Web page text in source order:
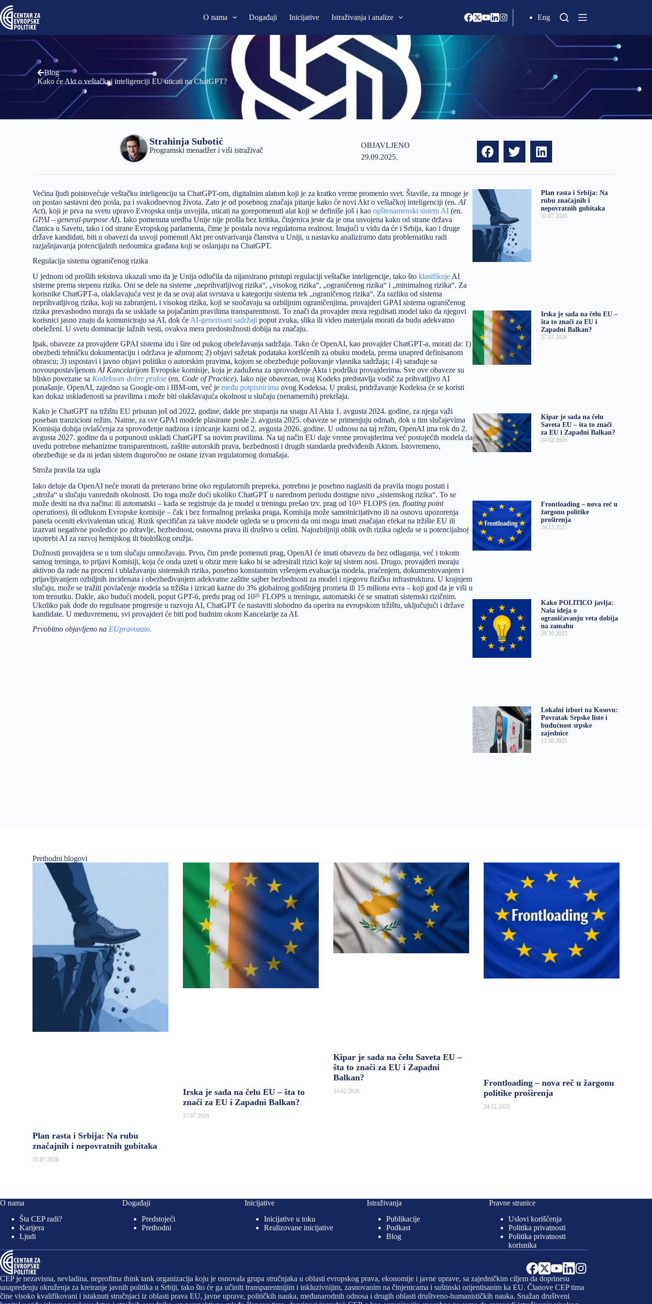
O nama Događaji Inicijative Istraživanja i analize Eng
Blog
Kako će Akt o veštačkoj inteligenciji EU uticati na ChatGPT?
Strahinja Subotić
Programski menadžer i viši istraživač
OBJAVLJENO
29.09.2025.
Većina ljudi poistovećuje veštačku inteligenciju sa ChatGPT-om, digitalnim alatom koji je za kratko vreme promenio svet. Štaviše, za mnoge je
on postao sastavni deo posla, pa i svakodnevnog života. Zato je od posebnog značaja pitanje kako će novi Akt o veštačkoj inteligenciji (en.AI
Act), koji je prva na svetu upravo Evropska unija usvojila, uticati na gorepomenuti alat koji se definiše još i kaoopštenamenski sistem AI (en.
GPAI – general-purpose AI). Iako pomenuta uredba Unije nije prošla bez kritika, činjenica jeste da je ona usvojena kako od strane država
članica u Savetu, tako i od strane Evropskog parlamenta, čime je postala nova regulatorna realnost. Imajući u vidu da će i Srbija, kao i druge
države kandidati, biti u obavezi da usvoji pomenuti Akt pre ostvarivanja članstva u Uniji, u nastavku analiziramo datu problematiku radi
razjašnjavanja potencijalnih nedoumica građana koji se oslanjaju na ChatGPT.
Regulacija sistema ograničenog rizika
U jednom od prošlih tekstova ukazali smo da je Unija odlučila da nijansirano pristupi regulaciji veštačke inteligencije, tako štoklasifikuje AI
sisteme prema stepenu rizika. Oni se dele na sisteme „neprihvatljivog rizika“, „visokog rizika“, „ograničenog rizika“ i „minimalnog rizika“. Za
korisnike ChatGPT-a, olakšavajuća vest je da se ovaj alat svrstava u kategoriju sistema tek „ograničenog rizika“. Za razliku od sistema
neprihvatljivog rizika, koji su zabranjeni, i visokog rizika, koji se suočavaju sa ozbiljnim ograničenjima, provajderi GPAI sistema ograničenog
rizika prevashodno moraju da se usklade sa pojačanim pravilima transparentnosti. To znači da provajder mora regulisati model tako da njegovi
korisnici jasno znaju da komuniciraju sa AI, dok će AI-generisani sadržaji poput zvuka, slika ili video materijala morati da budu adekvatno
obeleženi. U svetu dominacije lažnih vesti, ovakva mera predostožnosti dobija na značaju.
Ipak, obaveze za provajdere GPAI sistema idu i šire od pukog obeležavanja sadržaja. Tako će OpenAI, kao provajder ChatGPT-a, morati da: 1)
obezbedi tehničku dokumentaciju i održava je ažurnom; 2) objavi sažetak podataka korišćenih za obuku modela, prema unapred definisanom
obrascu; 3) uspostavi i javno objavi politiku o autorskim pravima, kojom se obezbeđuje poštovanje vlasnika sadržaja; i 4) sarađuje sa
novouspostavljenomAI Kancelarijom Evropske komisije, koja je zadužena za sprovođenje Akta i podršku provajderima. Sve ove obaveze su
blisko povezane sa Kodeksom dobre prakse (en. Code of Practice). Iako nije obavezan, ovaj Kodeks predstavlja vodič za prihvatljivo AI
ponašanje. OpenAI, zajedno sa Google-om i IBM-om, već jemeđu potpisnicima ovog Kodeksa. U praksi, pridržavanje Kodeksa će se koristi
kao dokaz usklađenosti sa pravilima i može biti olakšavajuća okolnost u slučaju (nenamernih) prekršaja.
Kako je ChatGPT na tržištu EU prisutan još od 2022. godine, dakle pre stupanja na snagu AI Akta 1. avgusta 2024. godine, za njega važi
poseban tranzicioni režim. Naime, za sve GPAI modele plasirane posle 2. avgusta 2025. obaveze se primenjuju odmah, dok u tim slučajevima
Komisija dobija ovlašćenja za sprovođenje nadzora i izricanje kazni od 2. avgusta 2026. godine. U odnosu na taj režim, OpenAI ima rok do 2.
avgusta 2027. godine da u potpunosti uskladi ChatGPT sa novim pravilima. Na taj način EU daje vreme provajderima već postojećih modela da
uvedu potrebne mehanizme transparentnosti, zaštite autorskih prava, bezbednosti i drugih standarda predviđenih Aktom. Istovremeno,
obezbeđuje se da ni jedan sistem dugoročno ne ostane izvan regulatornog domašaja.
Stroža pravila iza ugla
Iako deluje da OpenAI neće morati da preterano brine oko regulatornih prepreka, potrebno je posebno naglasiti da pravila mogu postati i
„stroža“ u slučaju vanrednih okolnosti. Do toga može doći ukoliko ChatGPT u narednom periodu dostigne nivo „sistemskog rizika“. To se
može desiti na dva načina: ili automatski – kada se registruje da je model u treningu prešao tzv. prag od 10²⁵ FLOPS (en.floating point
operations), ili odlukom Evropske komisije – čak i bez formalnog prelaska praga, Komisija može samoinicijativno ili na osnovu upozorenja
panela oceniti ekvivalentan uticaj. Rizik specifičan za takve modele ogleda se u proceni da oni mogu imati značajan efekat na tržište EU ili
izazvati negativne posledice po zdravlje, bezbednost, osnovna prava ili društvo u celini. Najozbiljniji oblik ovih rizika ogleda se u potencijalnoj
upotrebi AI za razvoj hemijskog ili biološkog oružja.
Dužnosti provajdera se u tom slučaju umnožavaju. Prvo, čim pređe pomenuti prag, OpenAI će imati obavezu da bez odlaganja, već i tokom
samog treninga, to prijavi Komisiji, koja će onda uzeti u obzir mere kako bi se adresirali rizici koje taj sistem nosi. Drugo, provajderi moraju
aktivno da rade na proceni i ublažavanju sistemskih rizika, posebno konstantnim vršenjem evaluacija modela, praćenjem, dokumentovanjem i
prijavljivanjem ozbiljnih incidenata i obezbeđivanjem adekvatne zaštite sajber bezbednosti za model i njegovu fizičku infrastrukturu. U krajnjem
slučaju, može se tražiti povlačenje modela sa tržišta i izricati kazne do 3% globalnog godišnjeg prometa ili 15 miliona evra – koji god da je viši u
tom trenutku. Dakle, ako budući modeli, poput GPT-6, pređu prag od 10²⁵ FLOPS u treningu, automatski će se smatrati sistemski rizičnim.
Ukoliko pak dođe do regulisane progresije u razvoju AI, ChatGPT će nastaviti slobodno da operira na evropskom tržištu, uključujući i države
kandidate. U međuvremenu, svi provajderi će biti pod budnim okom Kancelarije za AI.
Prvobitno objavljeno na EUpravozato.
Plan rasta i Srbija: Na
rubu značajnih i
nepovratnih gubitaka
31.07.2026
Irska je sada na čelu EU –
šta to znači za EU i
Zapadni Balkan?
27.07.2026
Kipar je sada na čelu
Saveta EU – šta to znači
za EU i Zapadni Balkan?
24.02.2026
Frontloading – nova reč u
žargonu politike
proširenja
24.12.2025
Kako POLITICO javlja:
Naša ideja o
ograničavanju veta dobija
na zamahu
29.10.2025
Lokalni izbori na Kosovu:
Povratak Srpske liste i
budućnost srpske
zajednice
13.10.2025
Prethodni blogovi
Plan rasta i Srbija: Na rubu
značajnih i nepovratnih gubitaka
31.07.2026
Irska je sada na čelu EU – šta to
znači za EU i Zapadni Balkan?
27.07.2026
Kipar je sada na čelu Saveta EU –
šta to znači za EU i Zapadni
Balkan?
24.02.2026
Frontloading – nova reč u žargonu
politike proširenja
24.12.2025
O nama
Šta CEP radi?
Karijera
Ljudi
Događaji
Predstojeći
Prethodni
Inicijative
Inicijative u toku
Realizovane inicijative
Istraživanja
Publikacije
Podkast
Blog
Pravne stranice
Uslovi korišćenja
Politika privatnosti
Politika privatnosti
korisnika
CEP je nezavisna, nevladina, neprofitna think tank organizacija koju je osnovala grupa stručnjaka u oblasti evropskog prava, ekonomije i javne uprave, sa zajedničkim ciljem da doprinesu
unapređenju okruženja za kreiranje javnih politika u Srbiji, tako što će ga učiniti transparentnijim i inkluzivnijim, zasnovanim na činjenicama i suštinski orijentisanim ka EU. Članove CEP tima
čine visoko kvalifikovani i istaknuti stručnjaci iz oblasti prava EU, javne uprave, političkih nauka, međunarodnih odnosa i drugih oblasti društveno-humanističkih nauka. Snažan društveni